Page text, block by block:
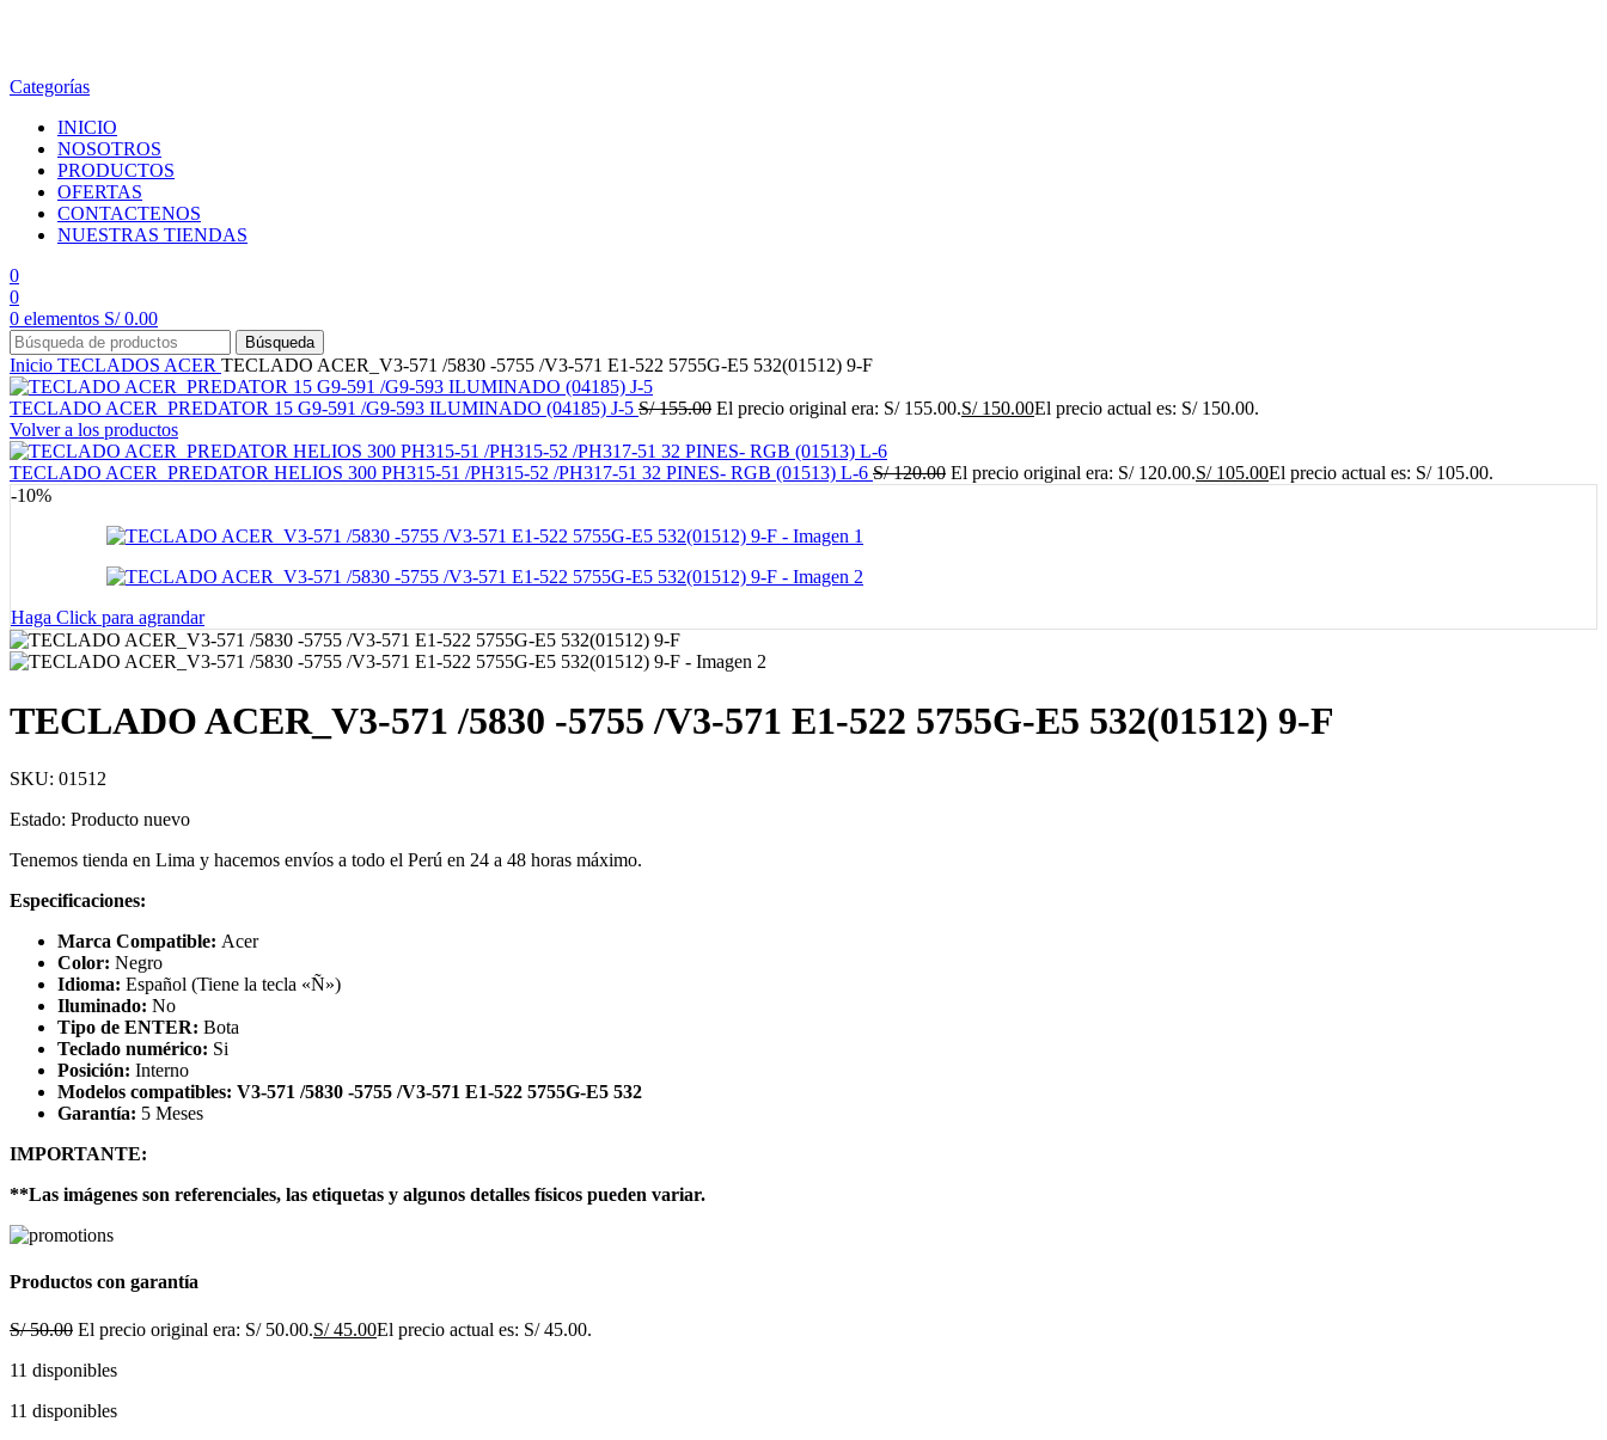
Categorías
INICIO
NOSOTROS
PRODUCTOS
OFERTAS
CONTACTENOS
NUESTRAS TIENDAS
0
0
0 elementos S/0.00
Búsqueda
Inicio TECLADOS ACER TECLADO ACER_V3-571 /5830 -5755 /V3-571 E1-522 5755G-E5 532(01512) 9-F
TECLADO ACER_PREDATOR 15 G9-591 /G9-593 ILUMINADO (04185) J-5 S/155.00 El precio original era: S/ 155.00.S/150.00El precio actual es: S/ 150.00.
Volver a los productos
TECLADO ACER_PREDATOR HELIOS 300 PH315-51 /PH315-52 /PH317-51 32 PINES- RGB (01513) L-6 S/120.00 El precio original era: S/ 120.00.S/105.00El precio actual es: S/ 105.00.
-10%
Haga Click para agrandar
TECLADO ACER_V3-571 /5830 -5755 /V3-571 E1-522 5755G-E5 532(01512) 9-F
SKU: 01512
Estado: Producto nuevo
Tenemos tienda en Lima y hacemos envíos a todo el Perú en 24 a 48 horas máximo.
Especificaciones:
Marca Compatible: Acer
Color: Negro
Idioma: Español (Tiene la tecla «Ñ»)
Iluminado: No
Tipo de ENTER: Bota
Teclado numérico: Si
Posición: Interno
Modelos compatibles: V3-571 /5830 -5755 /V3-571 E1-522 5755G-E5 532
Garantía: 5 Meses
IMPORTANTE:
**Las imágenes son referenciales, las etiquetas y algunos detalles físicos pueden variar.
Productos con garantía
S/50.00 El precio original era: S/ 50.00.S/45.00El precio actual es: S/ 45.00.
11 disponibles
11 disponibles